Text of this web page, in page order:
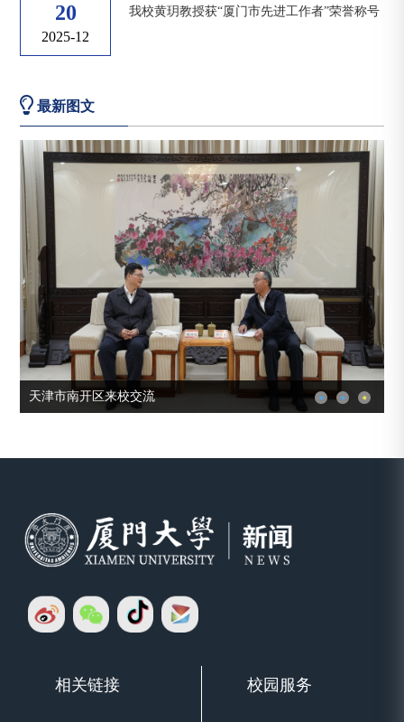
20
2025-12
我校黄玥教授获“厦门市先进工作者”荣誉称号
最新图文
天津市南开区来校交流
相关链接 校园服务